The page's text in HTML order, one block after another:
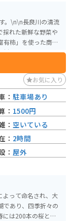
。\n\n長良川の清流
採れた新鮮な野菜や
有柿」を使った商品
材を使った料理を楽
いの道を走るのが
などもあり、ツーリ
お気に入り
よって命名され、大
であり、四季折々の
は200本の桜とツツ
： 駐車場あり
： 1500円
： 空いている
： 2時間
： 屋外